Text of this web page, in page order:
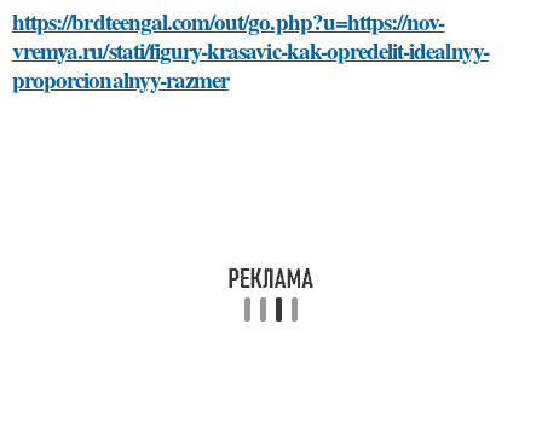
https://brdteengal.com/out/go.php?u=https://nov-
vremya.ru/stati/figury-krasavic-kak-opredelit-idealnyy-
proporcionalnyy-razmer